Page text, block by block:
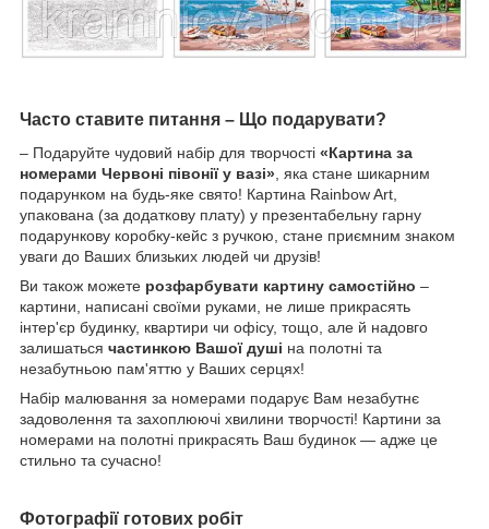
Часто ставите питання – Що подарувати?
– Подаруйте чудовий набір для творчості «Картина за
номерами Червоні півонії у вазі» , яка стане шикарним
подарунком на будь-яке свято! Картина Rainbow Art,
упакована (за додаткову плату) у презентабельну гарну
подарункову коробку-кейс з ручкою, стане приємним знаком
уваги до Ваших близьких людей чи друзів!
Ви також можете розфарбувати картину самостійно –
картини, написані своїми руками, не лише прикрасять
інтер'єр будинку, квартири чи офісу, тощо, але й надовго
залишаться частинкою Вашої душі на полотні та
незабутньою пам'яттю у Ваших серцях!
Набір малювання за номерами подарує Вам незабутнє
задоволення та захоплюючі хвилини творчості! Картини за
номерами на полотні прикрасять Ваш будинок — адже це
стильно та сучасно!
Фотографії готових робіт